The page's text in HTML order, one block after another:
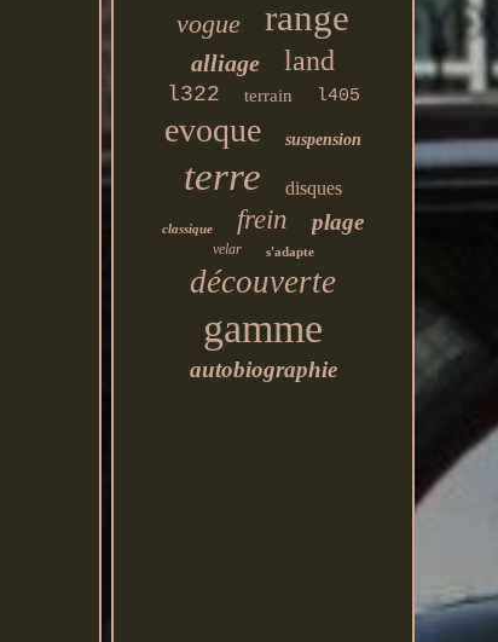
vogue range
alliage land
l322 terrain l405
evoque suspension
terre disques
classique frein plage
velar s'adapte
découverte
gamme
autobiographie